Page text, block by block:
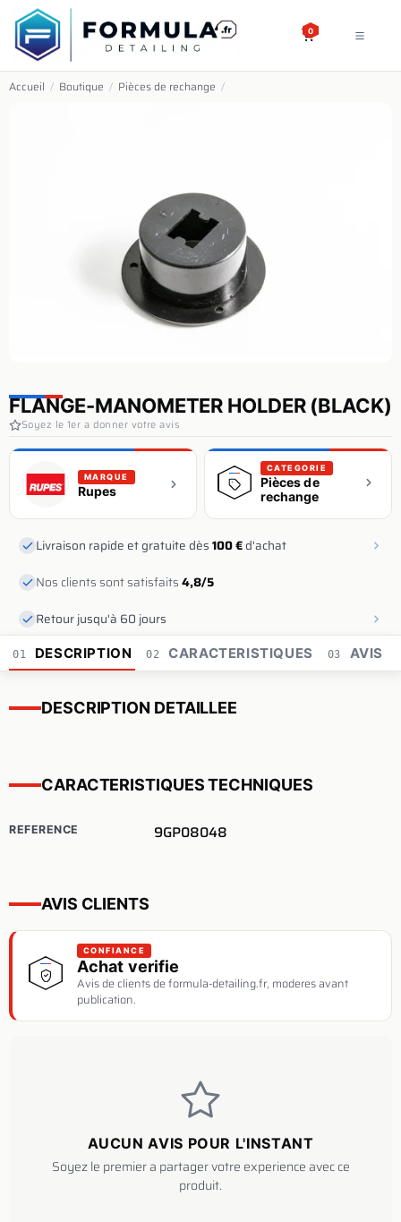
SE RENDRE AU CONTENU
0
Accueil / Boutique / Pièces de rechange /
FLANGE-MANOMETER HOLDER (BLACK)
Soyez le 1er a donner votre avis
MARQUE
Rupes
CATEGORIE
Pièces de
rechange
Livraison rapide et gratuite dès100 €d'achat
Nos clients sont satisfaits4,8/5
Retour jusqu'à 60 jours
01 DESCRIPTION 02 CARACTERISTIQUES 03 AVIS
DESCRIPTION DETAILLEE
CARACTERISTIQUES TECHNIQUES
REFERENCE 9GP08048
AVIS CLIENTS
CONFIANCE
Achat verifie
Avis de clients de formula-detailing.fr, moderes avant
publication.
AUCUN AVIS POUR L'INSTANT
Soyez le premier a partager votre experience avec ce
produit.